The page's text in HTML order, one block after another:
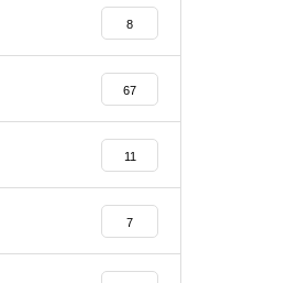
8
67
11
7